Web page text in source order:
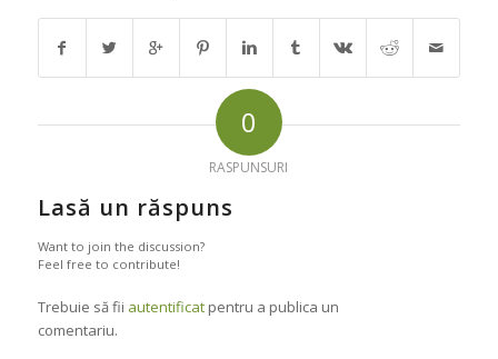
0
RASPUNSURI
Lasă un răspuns
Want to join the discussion?
Feel free to contribute!
Trebuie să fii autentificatpentru a publica un
comentariu.